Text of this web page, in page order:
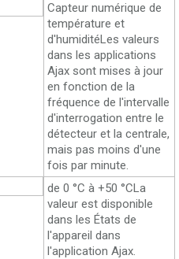
Capteur numérique de
température et
d'humiditéLes valeurs
dans les applications
Ajax sont mises à jour
en fonction de la
fréquence de l'intervalle
d'interrogation entre le
détecteur et la centrale,
mais pas moins d'une
fois par minute.
de 0 °C à +50 °CLa
valeur est disponible
dans les États de
l'appareil dans
l'application Ajax.